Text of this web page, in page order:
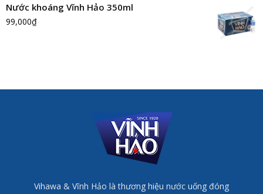
Nước khoáng Vĩnh Hảo 350ml
99,000₫
Vihawa & Vĩnh Hảo là thương hiệu nước uống đóng